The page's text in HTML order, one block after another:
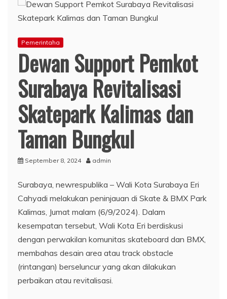
Pemerintaha
Dewan Support Pemkot
Surabaya Revitalisasi
Skatepark Kalimas dan
Taman Bungkul
September 8, 2024 admin
Surabaya, newrespublika – Wali Kota Surabaya Eri
Cahyadi melakukan peninjauan di Skate & BMX Park
Kalimas, Jumat malam (6/9/2024). Dalam
kesempatan tersebut, Wali Kota Eri berdiskusi
dengan perwakilan komunitas skateboard dan BMX,
membahas desain area atau track obstacle
(rintangan) berseluncur yang akan dilakukan
perbaikan atau revitalisasi.